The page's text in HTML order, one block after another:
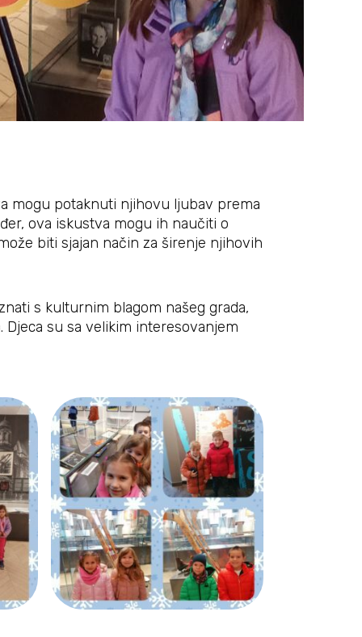
mogu potaknuti njihovu ljubav prema
ova iskustva mogu ih naučiti o
biti sjajan način za širenje njihovih
s kulturnim blagom našeg grada,
su sa velikim interesovanjem